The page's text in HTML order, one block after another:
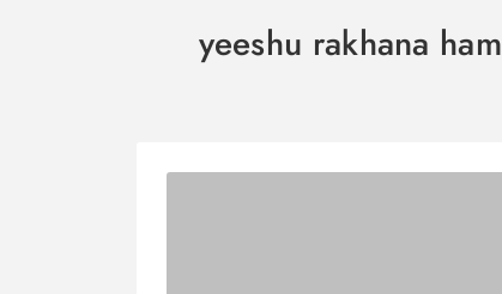
yeeshu rakhana